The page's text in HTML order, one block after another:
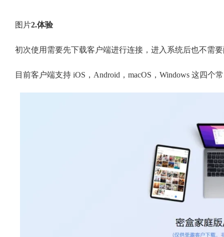
图片2.体验
初次使用需要先下载客户端进行连接，进入系统后也不需
目前客户端支持 iOS，Android，macOS，Windows 这四个